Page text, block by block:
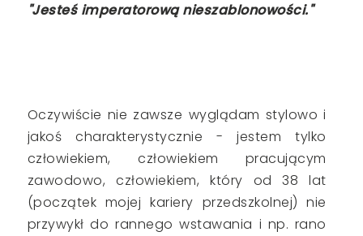
"Jesteś imperatorową nieszablonowości."
Oczywiście nie zawsze wyglądam stylowo i
jakoś charakterystycznie - jestem tylko
człowiekiem, człowiekiem pracującym
zawodowo, człowiekiem, który od 38 lat
(początek mojej kariery przedszkolnej) nie
przywykł do rannego wstawania i np. rano